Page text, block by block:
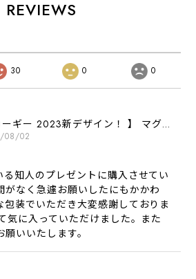
REVIEWS
30 0 0
【 コーギー 2023新デザイン！ 】 マグカップ お家用 プレゼント 犬 うちの子 犬グッズ ギフト
08/02
る知人のプレゼントに購入させてい
がなく急遽お願いしたにもかかわ
包装でいただき大変感謝しておりま
気に入っていただけました。また
いいたします。